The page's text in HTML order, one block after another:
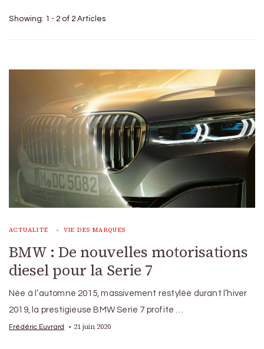
Showing: 1 - 2 of 2 Articles
ACTUALITÉ VIE DES MARQUES
BMW : De nouvelles motorisations
diesel pour la Serie 7
Née à l’automne 2015, massivement restylée durant l’hiver
2019, la prestigieuse BMW Serie 7 profite …
Frédéric Euvrard 21 juin 2020